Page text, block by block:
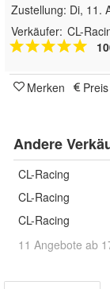
Zustellung: Di, 11.
Verkäufer: CL-
Merken
Andere
CL-Racing
CL-Racing
CL-Racing
11 Angebote ab